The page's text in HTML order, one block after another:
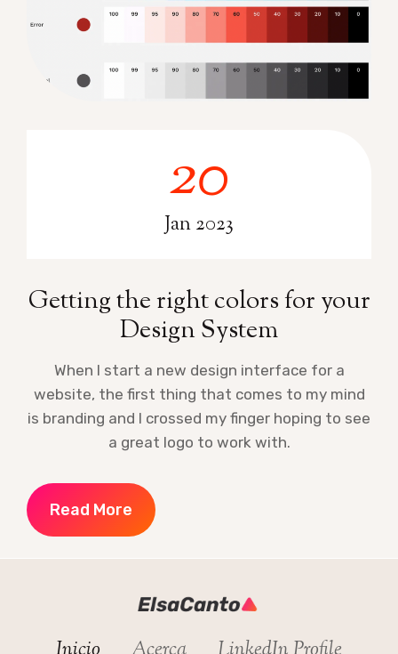
20
Jan 2023
Getting the right colors for your
Design System
When I start a new design interface for a
website, the first thing that comes to my mind
is branding and I crossed my finger hoping to see
a great logo to work with.
Read More